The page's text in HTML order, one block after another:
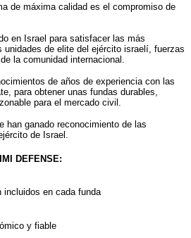
de máxima calidad es el compromiso de
en Israel para satisfacer las más
unidades de elite del ejército israelí, fuerzas
la comunidad internacional.
de años de experiencia con las
para obtener unas fundas durables,
para el mercado civil.
han ganado reconocimiento de las
de Israel.
DEFENSE:
incluidos en cada funda
y fiable